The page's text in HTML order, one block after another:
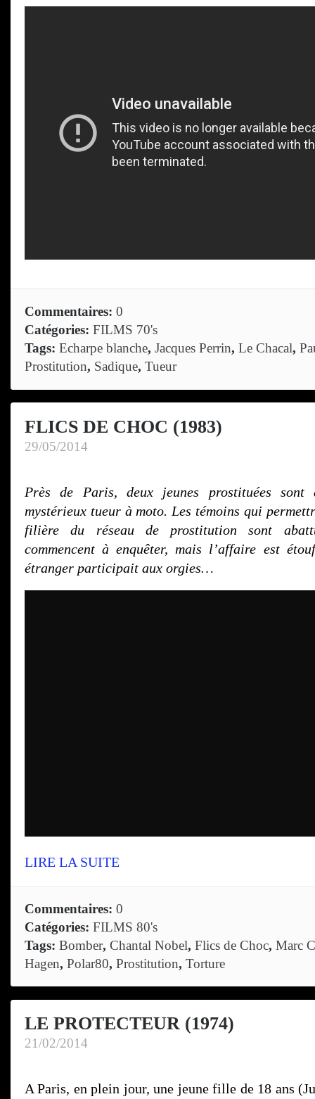
Commentaires: 0
Catégories: FILMS 70's
Tags: Echarpe blanche, Jacques Perrin, Le Chacal,
Prostitution, Sadique, Tueur
FLICS DE CHOC (1983)
29/05/2014
Près de Paris, deux jeunes prostituées sont
mystérieux tueur à moto. Les témoins qui
filière du réseau de prostitution sont
commencent à enquêter, mais l’affaire est
étranger participait aux orgies…
LIRE LA SUITE
Commentaires: 0
Catégories: FILMS 80's
Tags: Bomber, Chantal Nobel, Flics de Choc, Marc
Hagen, Polar80, Prostitution, Torture
LE PROTECTEUR (1974)
21/02/2014
A Paris, en plein jour, une jeune fille de 18 ans